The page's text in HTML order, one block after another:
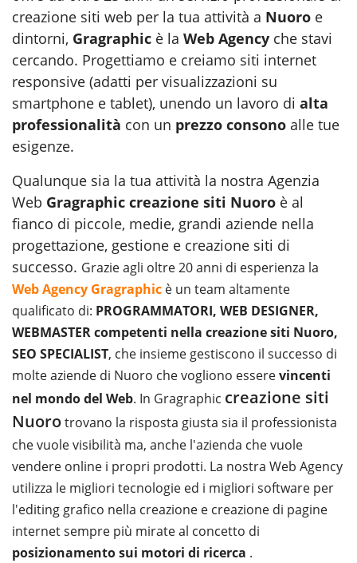
creazione siti web per la tua attività a Nuoro e
dintorni, Gragraphic è la Web Agency che stavi
cercando. Progettiamo e creiamo siti internet
responsive (adatti per visualizzazioni su
smartphone e tablet), unendo un lavoro di alta
professionalità con un prezzo consono alle tue
esigenze.
Qualunque sia la tua attività la nostra Agenzia
Web Gragraphic creazione siti Nuoro è al
fianco di piccole, medie, grandi aziende nella
progettazione, gestione e creazione siti di
successo. Grazie agli oltre 20 anni di esperienza la
Web Agency Gragraphic è un team altamente
qualificato di: PROGRAMMATORI, WEB DESIGNER,
WEBMASTER competenti nella creazione siti Nuoro,
SEO SPECIALIST, che insieme gestiscono il successo di
molte aziende di Nuoro che vogliono esserevincenti
nel mondo del Web. In Gragraphic creazione siti
Nuorotrovano la risposta giusta sia il professionista
che vuole visibilità ma, anche l'azienda che vuole
vendere online i propri prodotti. La nostra Web Agency
utilizza le migliori tecnologie ed i migliori software per
l'editing grafico nella creazione e creazione di pagine
internet sempre più mirate al concetto di
posizionamento sui motori di ricerca .